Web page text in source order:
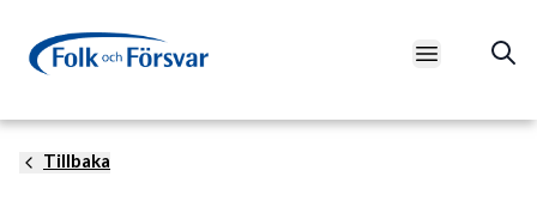
Open main
Tillbaka